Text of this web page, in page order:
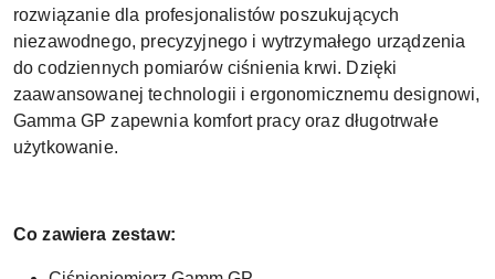
rozwiązanie dla profesjonalistów poszukujących
niezawodnego, precyzyjnego i wytrzymałego urządzenia
do codziennych pomiarów ciśnienia krwi. Dzięki
zaawansowanej technologii i ergonomicznemu designowi,
Gamma GP zapewnia komfort pracy oraz długotrwałe
użytkowanie.
Co zawiera zestaw: